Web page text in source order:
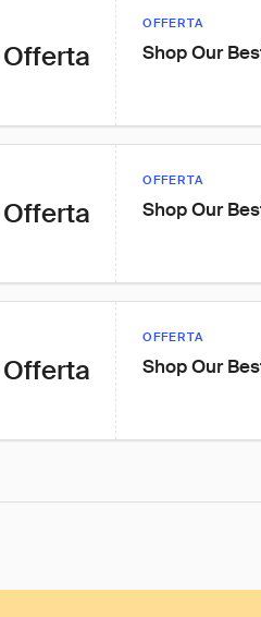
Offerta
OFFERTA
Shop Our
Offerta
OFFERTA
Shop Our
Offerta
OFFERTA
Shop Our